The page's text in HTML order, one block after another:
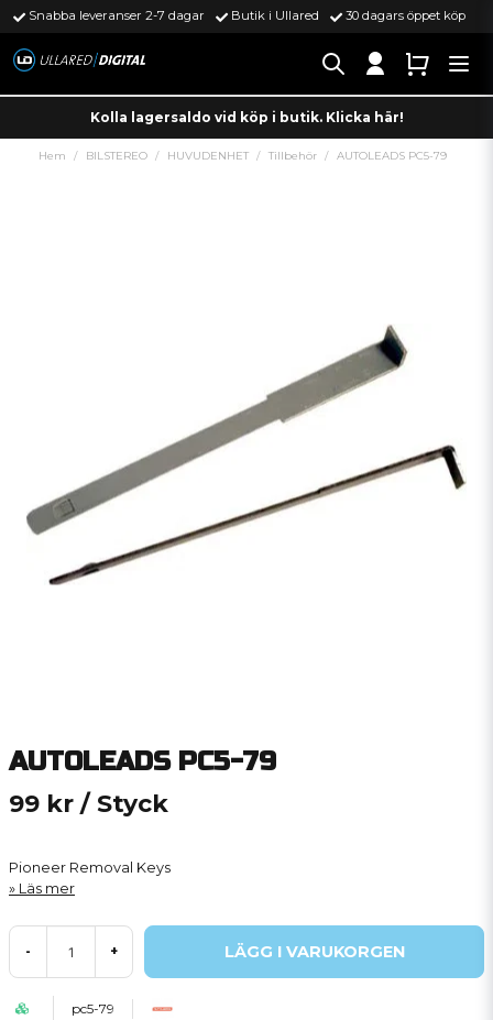
Snabba leveranser 2-7 dagar Butik i Ullared 30 dagars öppet köp
Kolla lagersaldo vid köp i butik. Klicka här!
Hem BILSTEREO HUVUDENHET Tillbehör AUTOLEADS PC5-79
AUTOLEADS PC5-79
99 kr / Styck
Pioneer Removal Keys
Läs mer
- + LÄGG I VARUKORGEN
pc5-79